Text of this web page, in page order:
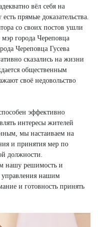
вёл себя на
прямые доказательства.
со своих постов ушли
города Череповца
Череповца Гусева
сказались на жизни
общественным
своё недовольство
эффективно
интересы жителей
мы настаиваем на
и принятия мер по
должности.
нашу решимость и
нашим
и готовность принять